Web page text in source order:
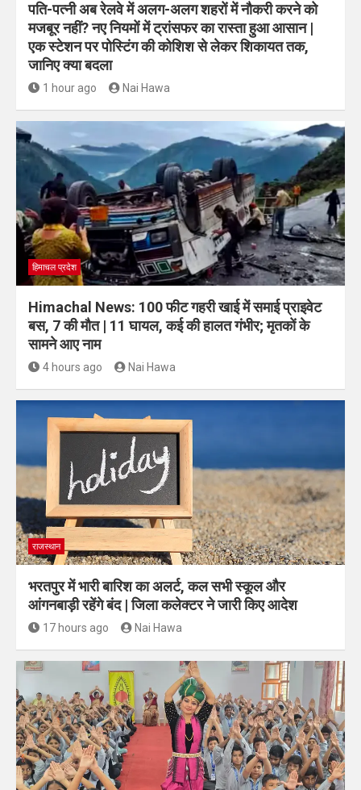
पति-पत्नी अब रेलवे में अलग-अलग शहरों में नौकरी करने को
मजबूर नहीं? नए नियमों में ट्रांसफर का रास्ता हुआ आसान |
एक स्टेशन पर पोस्टिंग की कोशिश से लेकर शिकायत तक,
जानिए क्या बदला
1 hour ago Nai Hawa
हिमाचल प्रदेश
Himachal News: 100 फीट गहरी खाई में समाई प्राइवेट
बस, 7 की मौत | 11 घायल, कई की हालत गंभीर; मृतकों के
सामने आए नाम
4 hours ago Nai Hawa
राजस्थान
भरतपुर में भारी बारिश का अलर्ट, कल सभी स्कूल और
आंगनबाड़ी रहेंगे बंद | जिला कलेक्टर ने जारी किए आदेश
17 hours ago Nai Hawa